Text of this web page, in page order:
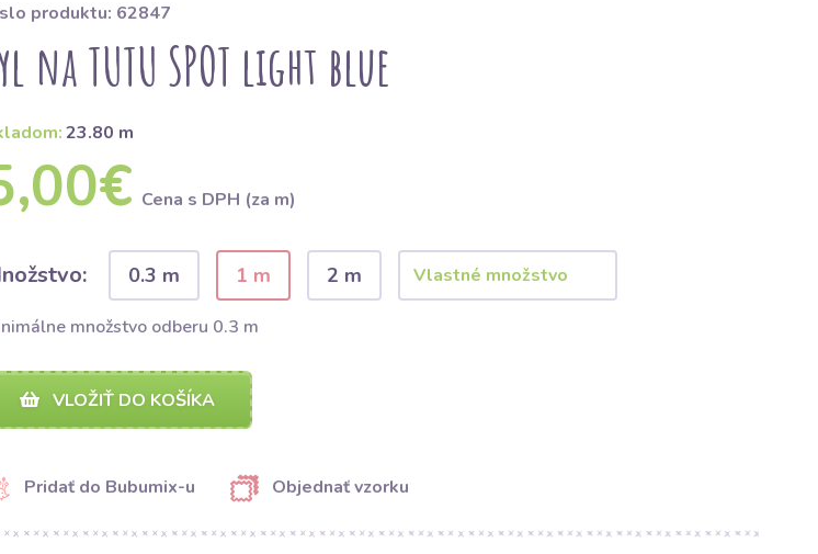
produktu: 62847
na TUTU SPOT light blue
23.80 m
Cena s DPH (za m)
0.3 m 1 m 2 m
množstvo odberu 0.3 m
VLOŽIŤ DO KOŠÍKA
Pridať do Bubumix-u Objednať vzorku